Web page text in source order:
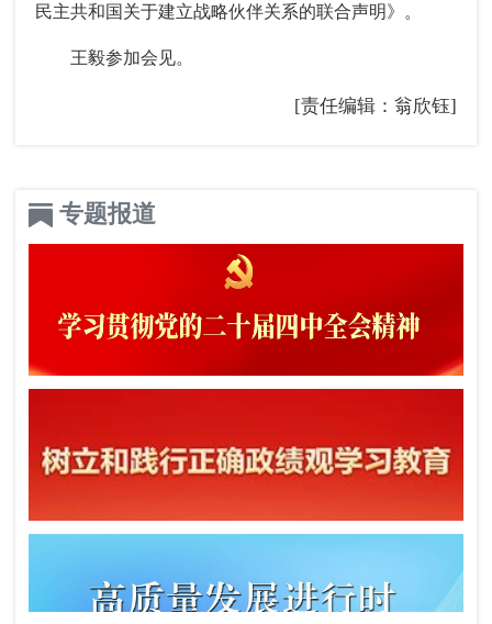
民主共和国关于建立战略伙伴关系的联合声明》。
王毅参加会见。
[责任编辑：翁欣钰]
专题报道